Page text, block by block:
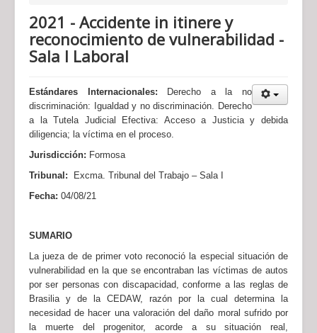
2021 - Accidente in itinere y
reconocimiento de vulnerabilidad -
Sala I Laboral
Estándares Internacionales: Derecho a la no
discriminación: Igualdad y no discriminación. Derecho
a la Tutela Judicial Efectiva: Acceso a Justicia y debida
diligencia; la víctima en el proceso.
Jurisdicción: Formosa
Tribunal:
Excma. Tribunal del Trabajo – Sala I
Fecha: 04/08/21
SUMARIO
La jueza de de primer voto reconoció la especial situación de
vulnerabilidad en la que se encontraban las víctimas de autos
por ser personas con discapacidad, conforme a las reglas de
Brasilia y de la CEDAW, razón por la cual determina la
necesidad de hacer una valoración del daño moral sufrido por
la muerte del progenitor, acorde a su situación real,